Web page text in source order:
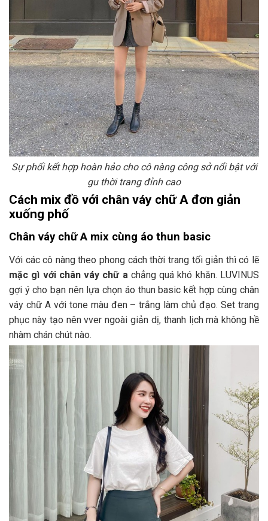
Sự phối kết hợp hoàn hảo cho cô nàng công sở nổi bật với
gu thời trang đỉnh cao
Cách mix đồ với chân váy chữ A đơn giản
xuống phố
Chân váy chữ A mix cùng áo thun basic
Với các cô nàng theo phong cách thời trang tối giản thì có lẽ
mặc gì với chân váy chữ achẳng quá khó khăn. LUVINUS
gợi ý cho bạn nên lựa chọn áo thun basic kết hợp cùng chân
váy chữ A với tone màu đen – trắng làm chủ đạo. Set trang
phục này tạo nên vver ngoài giản dị, thanh lịch mà không hề
nhàm chán chút nào.